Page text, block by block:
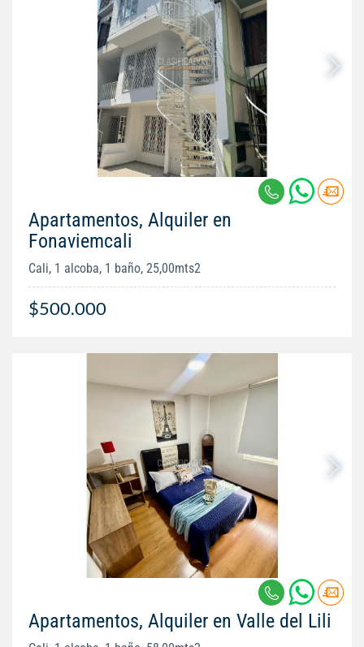
Apartamentos, Alquiler en
Fonaviemcali
Cali, 1 alcoba, 1 baño, 25,00mts2
$500.000
Apartamentos, Alquiler en Valle del Lili